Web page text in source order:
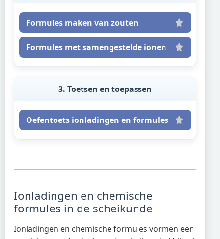
Formules maken van zouten
Formules met samengestelde ionen
3. Toetsen en toepassen
Oefentoets ionladingen en formules
Ionladingen en chemische
formules in de scheikunde
Ionladingen en chemische formules vormen een